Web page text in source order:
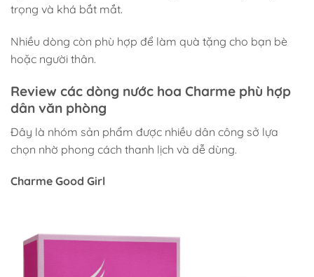
trọng và khá bắt mắt.
Nhiều dòng còn phù hợp để làm quà tặng cho bạn bè
hoặc người thân.
Review các dòng nước hoa Charme phù hợp
dân văn phòng
Đây là nhóm sản phẩm được nhiều dân công sở lựa
chọn nhờ phong cách thanh lịch và dễ dùng.
Charme Good Girl